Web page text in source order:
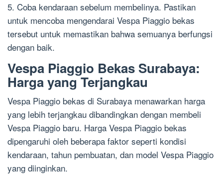
5. Coba kendaraan sebelum membelinya. Pastikan
untuk mencoba mengendarai Vespa Piaggio bekas
tersebut untuk memastikan bahwa semuanya berfungsi
dengan baik.
Vespa Piaggio Bekas Surabaya:
Harga yang Terjangkau
Vespa Piaggio bekas di Surabaya menawarkan harga
yang lebih terjangkau dibandingkan dengan membeli
Vespa Piaggio baru. Harga Vespa Piaggio bekas
dipengaruhi oleh beberapa faktor seperti kondisi
kendaraan, tahun pembuatan, dan model Vespa Piaggio
yang diinginkan.